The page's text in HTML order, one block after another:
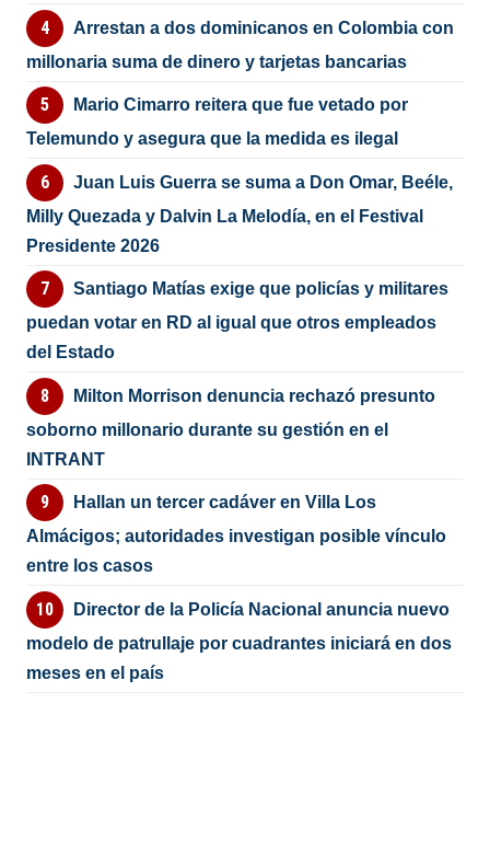
Arrestan a dos dominicanos en Colombia con
millonaria suma de dinero y tarjetas bancarias
Mario Cimarro reitera que fue vetado por
Telemundo y asegura que la medida es ilegal
Juan Luis Guerra se suma a Don Omar, Beéle,
Milly Quezada y Dalvin La Melodía, en el Festival
Presidente 2026
Santiago Matías exige que policías y militares
puedan votar en RD al igual que otros empleados
del Estado
Milton Morrison denuncia rechazó presunto
soborno millonario durante su gestión en el
INTRANT
Hallan un tercer cadáver en Villa Los
Almácigos; autoridades investigan posible vínculo
entre los casos
Director de la Policía Nacional anuncia nuevo
modelo de patrullaje por cuadrantes iniciará en dos
meses en el país